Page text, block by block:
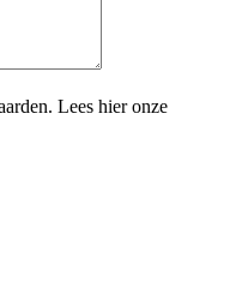
Lees hier onze